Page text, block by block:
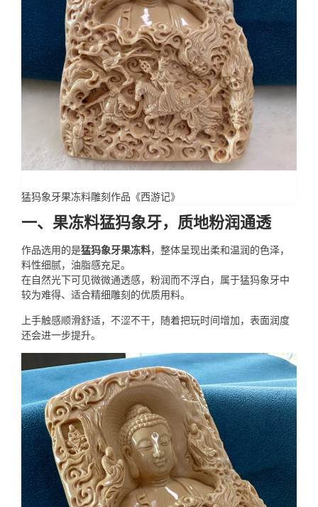
猛犸象牙果冻料雕刻作品《西游记》
一、果冻料猛犸象牙，质地粉润通透
作品选用的是猛犸象牙果冻料，整体呈现出柔和温润的色泽，
料性细腻，油脂感充足。
在自然光下可见微微通透感，粉润而不浮白，属于猛犸象牙中
较为难得、适合精细雕刻的优质用料。
上手触感顺滑舒适，不涩不干，随着把玩时间增加，表面润度
还会进一步提升。